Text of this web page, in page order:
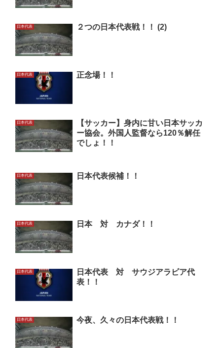
日本代表 ２つの日本代表戦！！ (2)
日本代表 正念場！！
日本代表
【サッカー】身内に甘い日本サッカ
ー協会。外国人監督なら120％解任
でしょ！！
日本代表 日本代表候補！！
日本代表 日本 対 カナダ！！
日本代表
日本代表 対 サウジアラビア代
表！！
日本代表 今夜、久々の日本代表戦！！